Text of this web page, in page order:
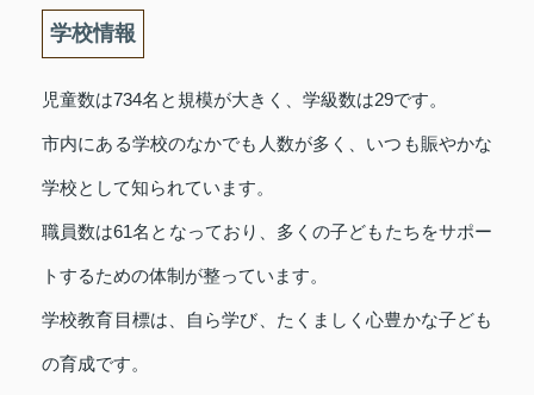
学校情報
児童数は734名と規模が大きく、学級数は29です。
市内にある学校のなかでも人数が多く、いつも賑やかな
学校として知られています。
職員数は61名となっており、多くの子どもたちをサポー
トするための体制が整っています。
学校教育目標は、自ら学び、たくましく心豊かな子ども
の育成です。